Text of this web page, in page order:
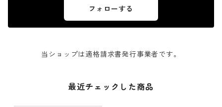
フォローする
当ショップは適格請求書発行事業者です。
最近チェックした商品